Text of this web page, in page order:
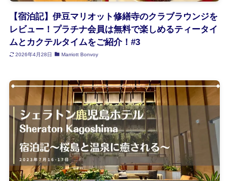
【宿泊記】伊豆マリオット修繕寺のクラブラウンジを
レビュー！プラチナ会員は無料で楽しめるティータイ
ムとカクテルタイムをご紹介！#3
2026年4月28日 Marriott Bonvoy